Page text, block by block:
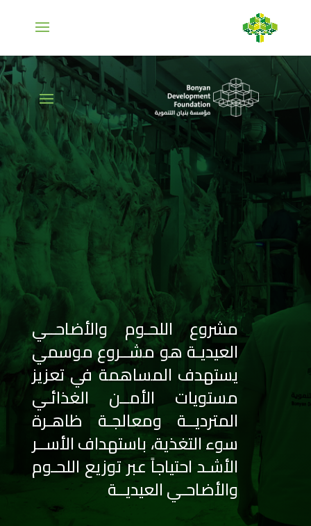
مشروع اللحـوم والأضاحــي
العيديـة هو مشــروع موسمي
يستهدف المساهمة في تعزيز
مستويات الأمــن الغذائـي
المترديــة ومعالجـة ظاهـرة
سوء التغذية، باستهداف الأســر
الأشـد احتياجاً عبر توزيع اللحـوم
والأضاحـي العيديــة